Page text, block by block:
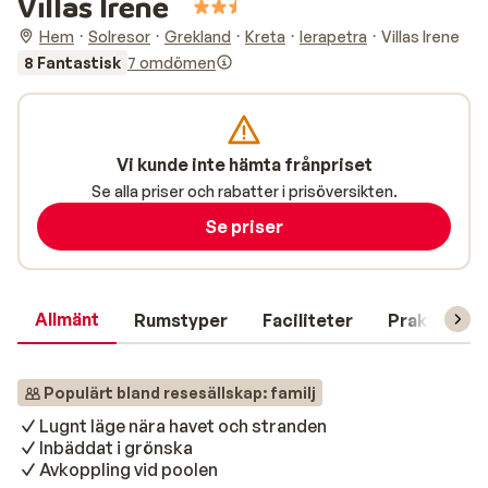
Hem Solresor Grekland Kreta Ierapetra
Villas Irene
8 Fantastisk 7 omdömen
Allmänt Rumstyper Faciliteter Praktisk
Populärt bland resesällskap: familj
Lugnt läge nära havet och stranden
Inbäddat i grönska
Avkoppling vid poolen
Vi kunde inte hämta frånpriset
Se alla priser och rabatter i prisöversikten.
Se priser